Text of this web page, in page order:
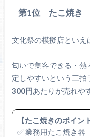
第1位 たこ焼き
文化祭の模擬店といえ
匂いで集客できる・熱
定しやすいという三拍
300円あたりが売れや
【たこ焼きのポイント
✅ 業務用たこ焼き器